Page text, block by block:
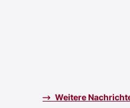
Weitere